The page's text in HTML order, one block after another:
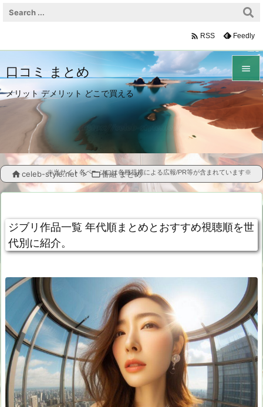


メニュ
サイド

前へ

次へ
検索
 RSS Feedly
口コミ まとめ
メリット デメリット どこで買える
celeb-style.net > 番組 まとめ
※当サイト各ページには各種提携による広報/PR等が含まれています※
ジブリ作品一覧 年代順まとめとおすすめ視聴順を世
代別に紹介。